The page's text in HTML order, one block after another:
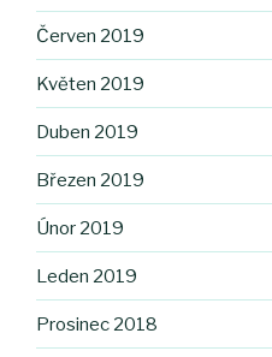
Červen 2019
Květen 2019
Duben 2019
Březen 2019
Únor 2019
Leden 2019
Prosinec 2018